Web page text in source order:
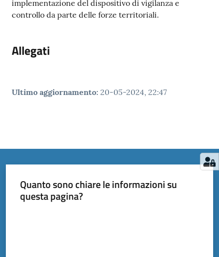
implementazione del dispositivo di vigilanza e
controllo da parte delle forze territoriali.
Allegati
Ultimo aggiornamento: 20-05-2024, 22:47
Quanto sono chiare le informazioni su
questa pagina?